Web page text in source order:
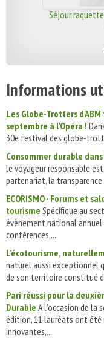
Séjour
Informations
Les Globe-Trotters
septembre à l'Opéra !
30e festival des globe-
Consommer durable
le voyageur responsable
partenariat, la
ECORISMO - Forums et
tourisme Spécifique au
évènement national
conférences,...
L’écotourisme,
naturel aussi exceptionnel
de son territoire constitué
Pari réussi pour la
Durable A l’occasion de la
édition, 11 lauréats ont été
innovantes,...